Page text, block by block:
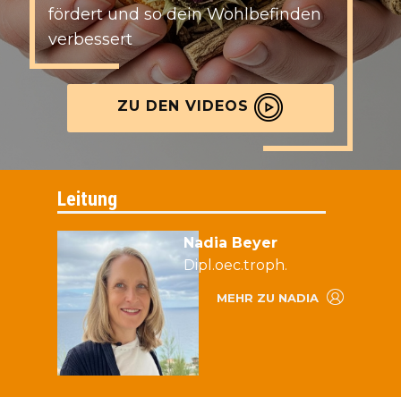
ZU DEN VIDEOS
fördert und so dein Wohlbefinden
verbessert
Leitung
Nadia Beyer
Dipl.oec.troph.
MEHR ZU NADIA